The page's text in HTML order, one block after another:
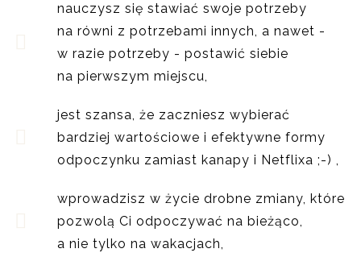
nauczysz się stawiać swoje potrzeby
na równi z potrzebami innych, a nawet -
w razie potrzeby - postawić siebie
na pierwszym miejscu,
jest szansa, że zaczniesz wybierać
bardziej wartościowe i efektywne formy
odpoczynku zamiast kanapy i Netflixa ;-) ,
wprowadzisz w życie drobne zmiany, które
pozwolą Ci odpoczywać na bieżąco,
a nie tylko na wakacjach,